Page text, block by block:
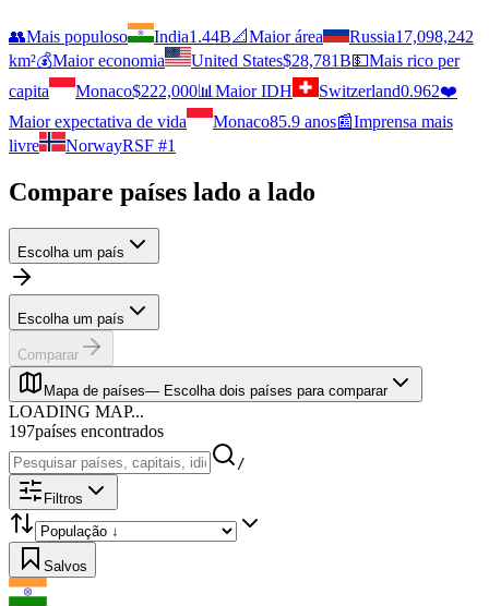
👥Mais populoso India1.44B📐Maior área Russia17,098,242
km²💰Maior economia United States$28,781B💵Mais rico per
capita
Monaco$222,000📊 Maior IDH Switzerland0.962❤️
Maior expectativa de vida
Monaco85.9 anos📰Imprensa mais
livre
NorwayRSF #1
Compare países lado a lado
Escolha um país
Escolha um país
Comparar
Mapa de países— Escolha dois países para comparar
LOADING MAP...
197países encontrados
/
Filtros
Salvos